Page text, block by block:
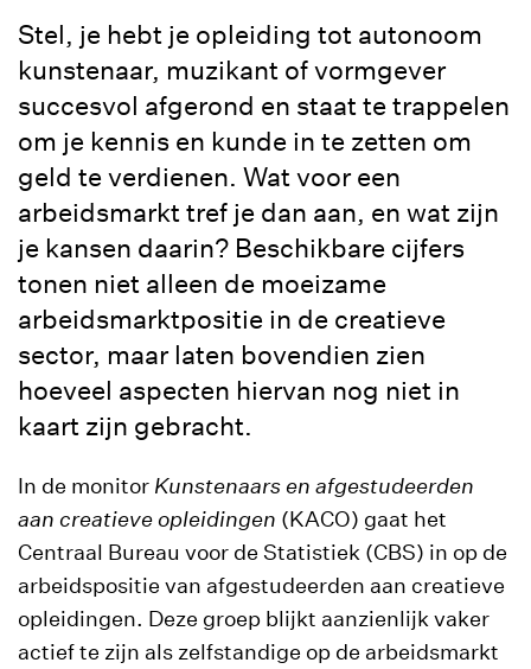
Stel, je hebt je opleiding tot autonoom
kunstenaar, muzikant of vormgever
succesvol afgerond en staat te trappelen
om je kennis en kunde in te zetten om
geld te verdienen. Wat voor een
arbeidsmarkt tref je dan aan, en wat zijn
je kansen daarin? Beschikbare cijfers
tonen niet alleen de moeizame
arbeidsmarktpositie in de creatieve
sector, maar laten bovendien zien
hoeveel aspecten hiervan nog niet in
kaart zijn gebracht.
In de monitor Kunstenaars en afgestudeerden
aan creatieve opleidingen (KACO) gaat het
Centraal Bureau voor de Statistiek (CBS) in op de
arbeidspositie van afgestudeerden aan creatieve
opleidingen. Deze groep blijkt aanzienlijk vaker
actief te zijn als zelfstandige op de arbeidsmarkt